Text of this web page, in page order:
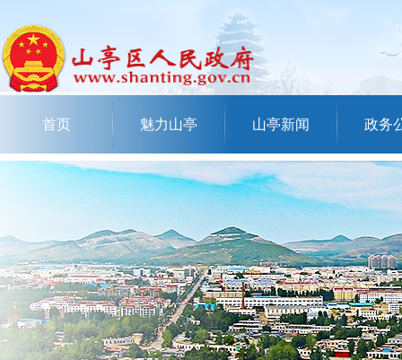
首页 魅力山亭 山亭新闻 政务